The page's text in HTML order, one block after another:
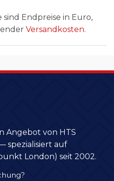
Endpreise in Euro,
Versandkosten.
Angebot von HTS
spezialisiert auf
London) seit 2002.